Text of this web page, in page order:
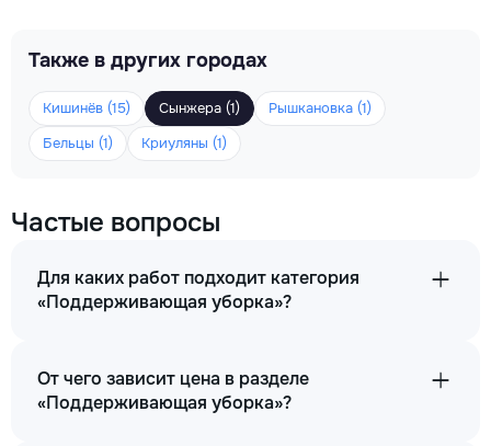
Также в других городах
Кишинёв (15) Сынжера (1)
Рышкановка (1)
Бельцы (1)
Криуляны (1)
Частые вопросы
Для каких работ подходит категория
«Поддерживающая уборка»?
От чего зависит цена в разделе
«Поддерживающая уборка»?